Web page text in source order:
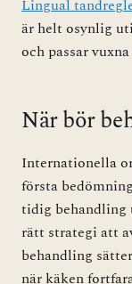
Lingual
är helt osynlig
och passar
När bör
Internationella
första
tidig behandling
rätt strategi att
behandling
när käken